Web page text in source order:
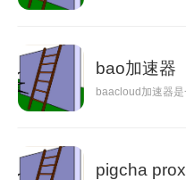
bao加速器
baacloud加速器
pigcha